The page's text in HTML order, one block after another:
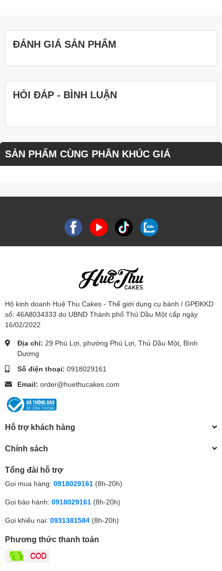
ĐÁNH GIÁ SẢN PHẨM
HỎI ĐÁP - BÌNH LUẬN
SẢN PHẨM CÙNG PHÂN KHÚC GIÁ
Hộ kinh doanh Huệ Thu Cakes - Thế giới dụng cụ bánh / GPĐKKD
số: 46A8034333 do UBND Thành phố Thủ Dầu Một cấp ngày
16/02/2022
Địa chỉ: 29 Phú Lợi, phường Phú Lợi, Thủ Dầu Một, Bình
Dương
Số điện thoại: 0918029161
Email: order@huethucakes.com
Hỗ trợ khách hàng
Chính sách
Tổng đài hỗ trợ
Gọi mua hàng: 0918029161 (8h-20h)
Gọi bảo hành: 0918029161 (8h-20h)
Gọi khiếu nại: 0931381584 (8h-20h)
Phương thức thanh toán